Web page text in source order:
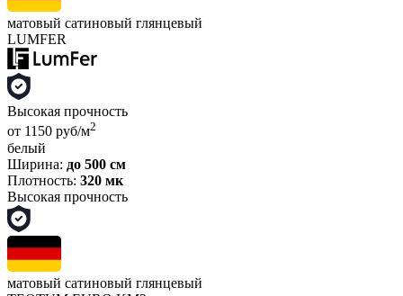
матовый сатиновый глянцевый
LUMFER
Высокая прочность
от 1150 руб/м2
белый
Ширина: до 500 см
Плотность: 320 мк
Высокая прочность
матовый сатиновый глянцевый